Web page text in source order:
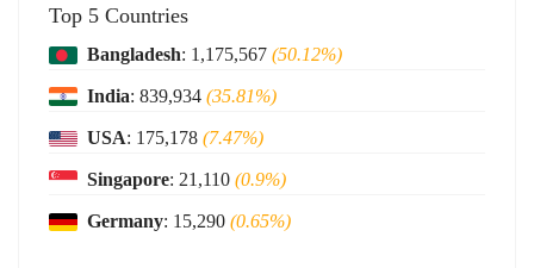
Top 5 Countries
Bangladesh: 1,175,567(50.12%)
India: 839,934(35.81%)
USA: 175,178(7.47%)
Singapore: 21,110(0.9%)
Germany: 15,290(0.65%)